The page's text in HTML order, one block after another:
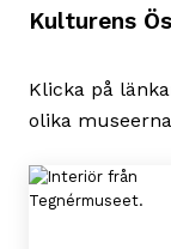
Kulturens
Klicka på
olika